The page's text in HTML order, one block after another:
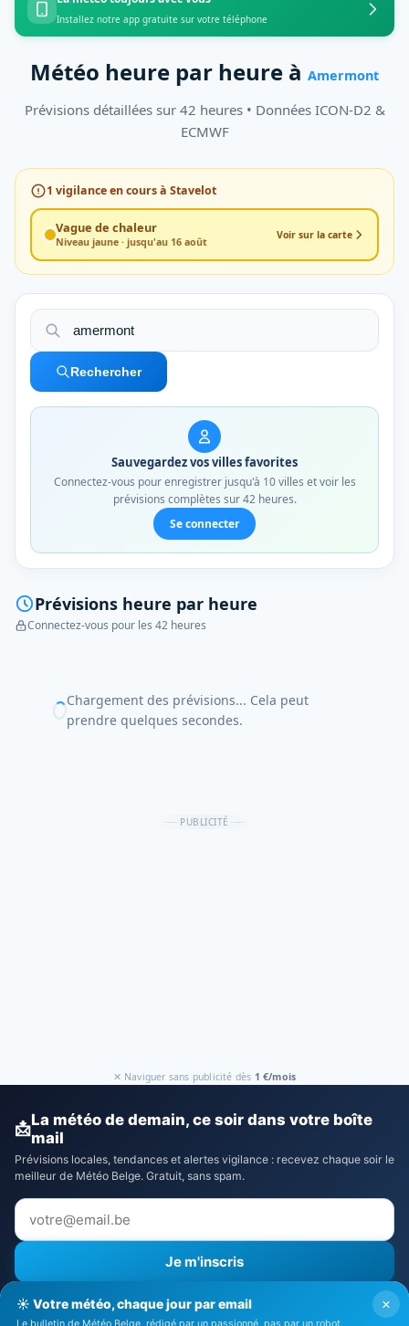
Installez notre app gratuite sur votre téléphone
Météo heure par heure à Amermont
Prévisions détaillées sur 42 heures • Données ICON-D2 &
ECMWF
1 vigilance en cours à Stavelot
Vague de chaleur
Niveau jaune · jusqu'au 16 août
Voir sur la carte
Rechercher
Sauvegardez vos villes favorites
Connectez-vous pour enregistrer jusqu'à 10 villes et voir les
prévisions complètes sur 42 heures.
Se connecter
Prévisions heure par heure
Connectez-vous pour les 42 heures
Chargement des prévisions... Cela peut
prendre quelques secondes.
PUBLICITÉ
✕ Naviguer sans publicité dès 1 €/mois
📩La météo de demain, ce soir dans votre boîte
mail
Prévisions locales, tendances et alertes vigilance : recevez chaque soir le
meilleur de Météo Belge. Gratuit, sans spam.
Je m'inscris
⚠️ Recevoir aussi les alertes vigilance
politique de confidentialité
×
☀️ Votre météo, chaque jour par email